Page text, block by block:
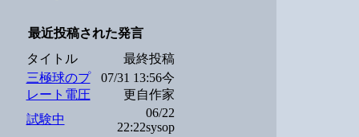
最近投稿された発言
タイトル
最終投稿
三極球のプ
レート電圧
07/31 13:56今
更自作家
試験中
06/22
22:22sysop